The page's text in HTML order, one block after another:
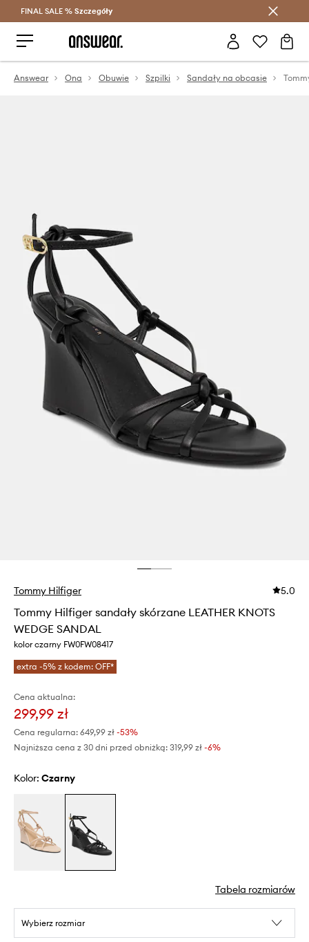
Oszczędzaj z Answear Club >
FINAL SALE % Szczegóły
Answear Ona Obuwie Szpilki Sandały na obcasie
Tommy Hilfiger 5.0
Tommy Hilfiger sandały skórzane LEATHER KNOTS
WEDGE SANDAL
kolor czarny FW0FW08417
extra -5% z kodem: OFF*
Cena aktualna:
299,99 zł
Cena regularna: 649,99 zł -53%
Najniższa cena z 30 dni przed obniżką: 319,99 zł -6%
Kolor: czarny
Tabela rozmiarów
Wybierz rozmiar